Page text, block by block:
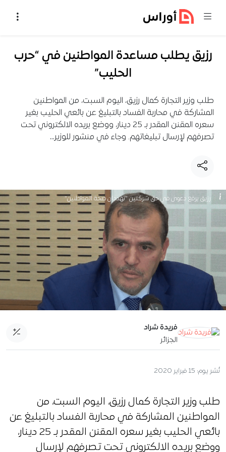
رزيق يطلب مساعدة المواطنين في “حرب
الحليب”
طلب وزير التجارة كمال رزيق، اليوم السبت، من المواطنين
المشاركة في محاربة الفساد بالتبليغ عن بائعي الحليب بغير
سعره المقنن المقدر بـ 25 دينار، ووضع بريده الالكتروني تحت
تصرفهم لإرسال تبليغاتهم. وجاء في منشور للوزير…
رزيق يرفع دعوى في حق شركتين "تهددان صحة المواطنين"
فريدة شراد
الجزائر
نُشر يوم: 15 فبراير 2020
طلب وزير التجارة كمال رزيق، اليوم السبت، من
المواطنين المشاركة في محاربة الفساد بالتبليغ عن
بائعي الحليب بغير سعره المقنن المقدر بـ 25 دينار،
ووضع بريده الالكتروني تحت تصرفهم لإرسال